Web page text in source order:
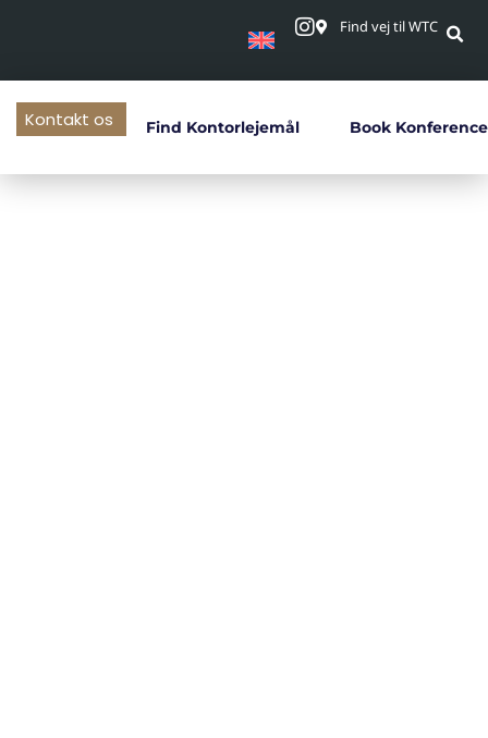
Find vej til WTC
Find Kontorlejemål Book Konference
Kontakt os